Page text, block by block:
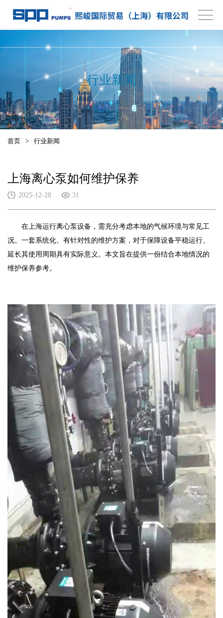
行业新闻
首页 > 行业新闻
上海离心泵如何维护保养
2025-12-28 31
在上海运行离心泵设备，需充分考虑本地的气候环境与常见工
况。一套系统化、有针对性的维护方案，对于保障设备平稳运行、
延长其使用周期具有实际意义。本文旨在提供一份结合本地情况的
维护保养参考。